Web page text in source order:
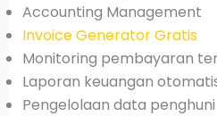
Accounting Management
Invoice Generator Gratis
Monitoring pembayaran
Laporan keuangan
Pengelolaan data penghuni